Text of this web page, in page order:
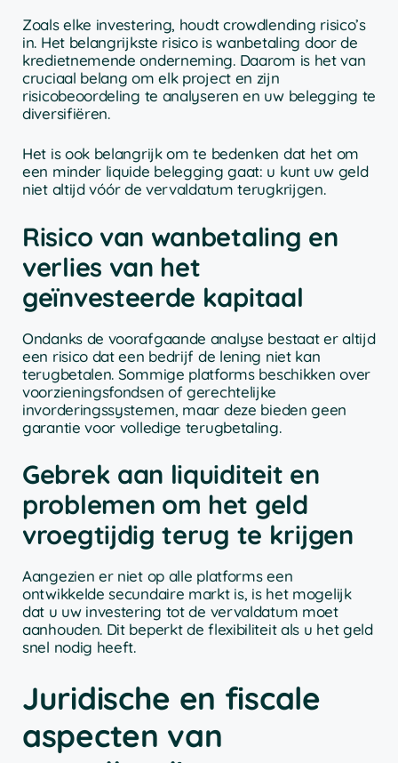
Zoals elke investering, houdt crowdlending risico’s
in. Het belangrijkste risico is wanbetaling door de
kredietnemende onderneming. Daarom is het van
cruciaal belang om elk project en zijn
risicobeoordeling te analyseren en uw belegging te
diversifiëren.
Het is ook belangrijk om te bedenken dat het om
een minder liquide belegging gaat: u kunt uw geld
niet altijd vóór de vervaldatum terugkrijgen.
Risico van wanbetaling en
verlies van het
geïnvesteerde kapitaal
Ondanks de voorafgaande analyse bestaat er altijd
een risico dat een bedrijf de lening niet kan
terugbetalen. Sommige platforms beschikken over
voorzieningsfondsen of gerechtelijke
invorderingssystemen, maar deze bieden geen
garantie voor volledige terugbetaling.
Gebrek aan liquiditeit en
problemen om het geld
vroegtijdig terug te krijgen
Aangezien er niet op alle platforms een
ontwikkelde secundaire markt is, is het mogelijk
dat u uw investering tot de vervaldatum moet
aanhouden. Dit beperkt de flexibiliteit als u het geld
snel nodig heeft.
Juridische en fiscale
aspecten van